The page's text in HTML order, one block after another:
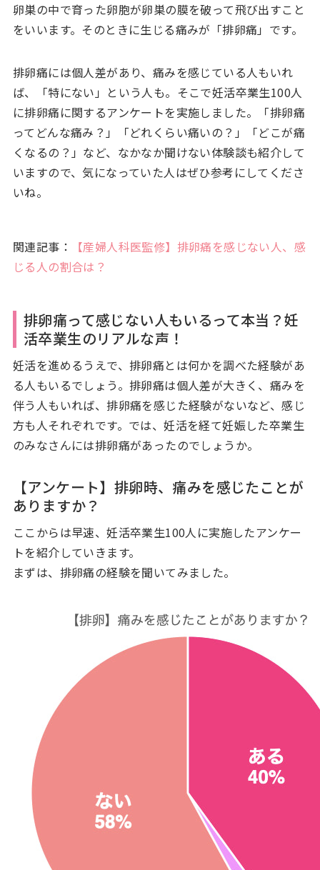
卵巣の中で育った卵胞が卵巣の膜を破って飛び出すこと
をいいます。そのときに生じる痛みが「排卵痛」です。
排卵痛には個人差があり、痛みを感じている人もいれ
ば、「特にない」という人も。そこで妊活卒業生100人
に排卵痛に関するアンケートを実施しました。「排卵痛
ってどんな痛み？」「どれくらい痛いの？」「どこが痛
くなるの？」など、なかなか聞けない体験談も紹介して
いますので、気になっていた人はぜひ参考にしてくださ
いね。
関連記事：
【産婦人科医監修】排卵痛を感じない人、感
じる人の割合は？
排卵痛って感じない人もいるって本当？妊
活卒業生のリアルな声！
妊活を進めるうえで、排卵痛とは何かを調べた経験があ
る人もいるでしょう。排卵痛は個人差が大きく、痛みを
伴う人もいれば、排卵痛を感じた経験がないなど、感じ
方も人それぞれです。では、妊活を経て妊娠した卒業生
のみなさんには排卵痛があったのでしょうか。
【アンケート】排卵時、痛みを感じたことが
ありますか？
ここからは早速、妊活卒業生100人に実施したアンケー
トを紹介していきます。
まずは、排卵痛の経験を聞いてみました。